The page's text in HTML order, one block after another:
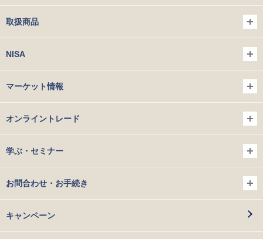
取扱商品
NISA
マーケット情報
オンライントレード
学ぶ・セミナー
お問合わせ・お手続き
キャンペーン